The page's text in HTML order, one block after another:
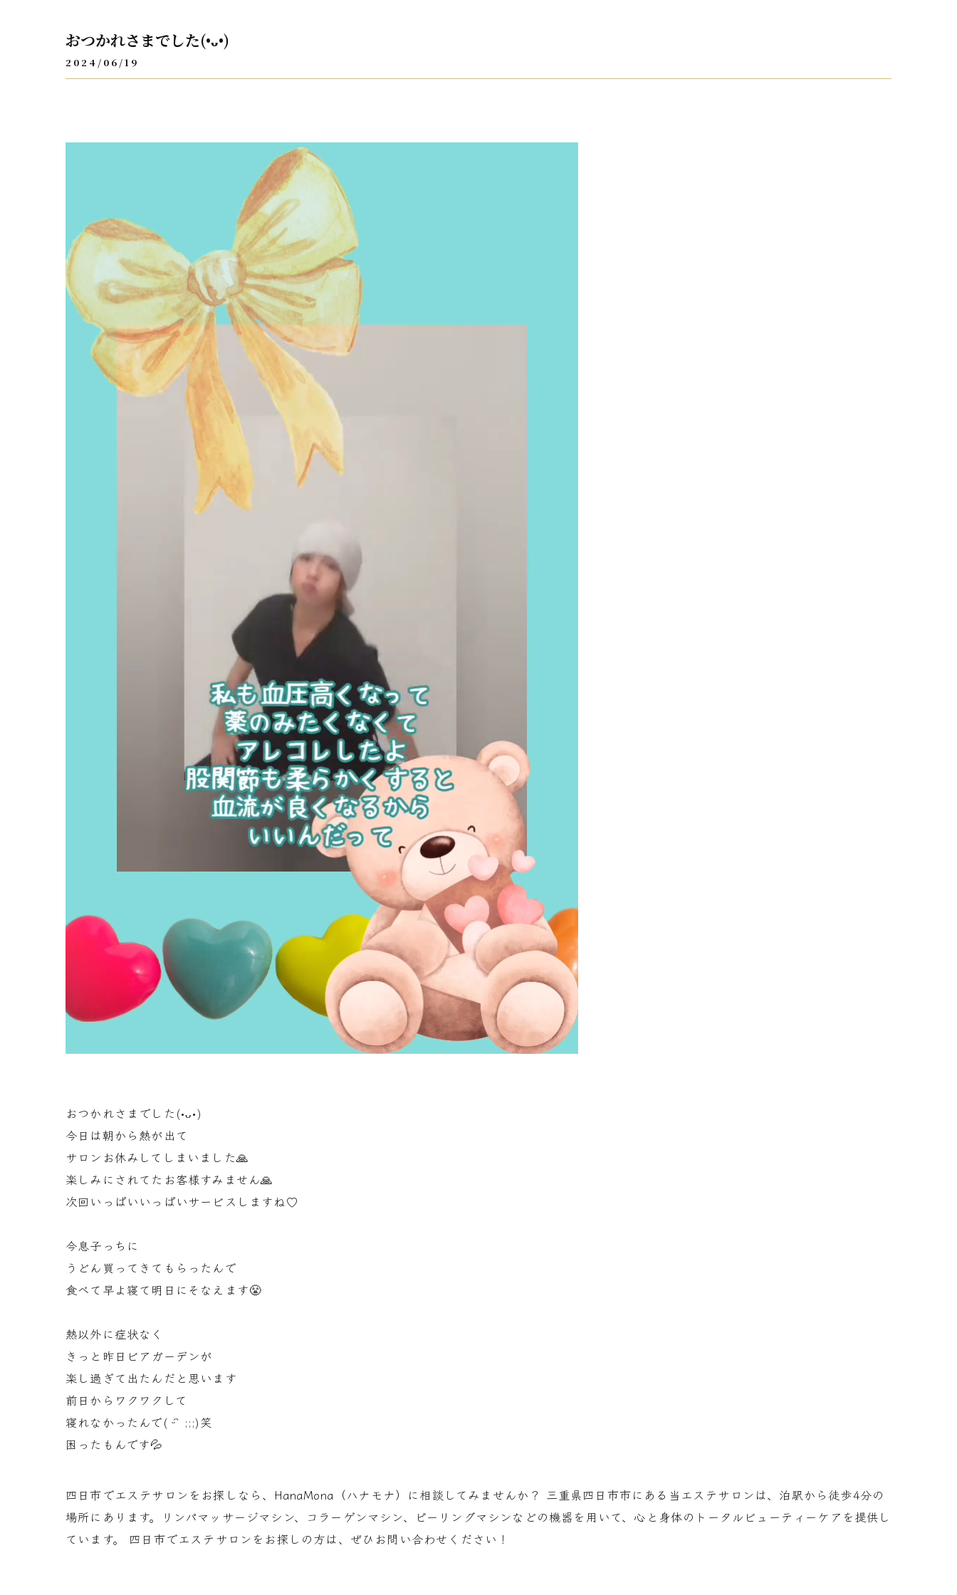
おつかれさまでした(•ᴗ•)
2024/06/19
おつかれさまでした(•ᴗ•)
今日は朝から熱が出て
サロンお休みしてしまいました🙏
楽しみにされてたお客様すみません🙏
次回いっぱいいっぱいサービスしますね♡
今息子っちに
うどん買ってきてもらったんで
食べて早よ寝て明日にそなえます😤
熱以外に症状なく
きっと昨日ビアガーデンが
楽し過ぎて出たんだと思います
前日からワクワクして
寝れなかったんで( ˊᵕˋ ;;;)笑
困ったもんです💦
四日市でエステサロンをお探しなら、HanaMona（ハナモナ）に相談してみませんか？ 三重県四日市市にある当エステサロンは、泊駅から徒歩4分の
場所にあります。リンパマッサージマシン、コラーゲンマシン、ピーリングマシンなどの機器を用いて、心と身体のトータルビューティーケアを提供し
ています。 四日市でエステサロンをお探しの方は、ぜひお問い合わせください！